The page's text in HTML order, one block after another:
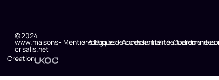
© 2024
www.maisons-
crisalis.net
- Mentions légales
- Politique de confidentialité
- Accessibilité : partiellement
- Coordonnées
Création